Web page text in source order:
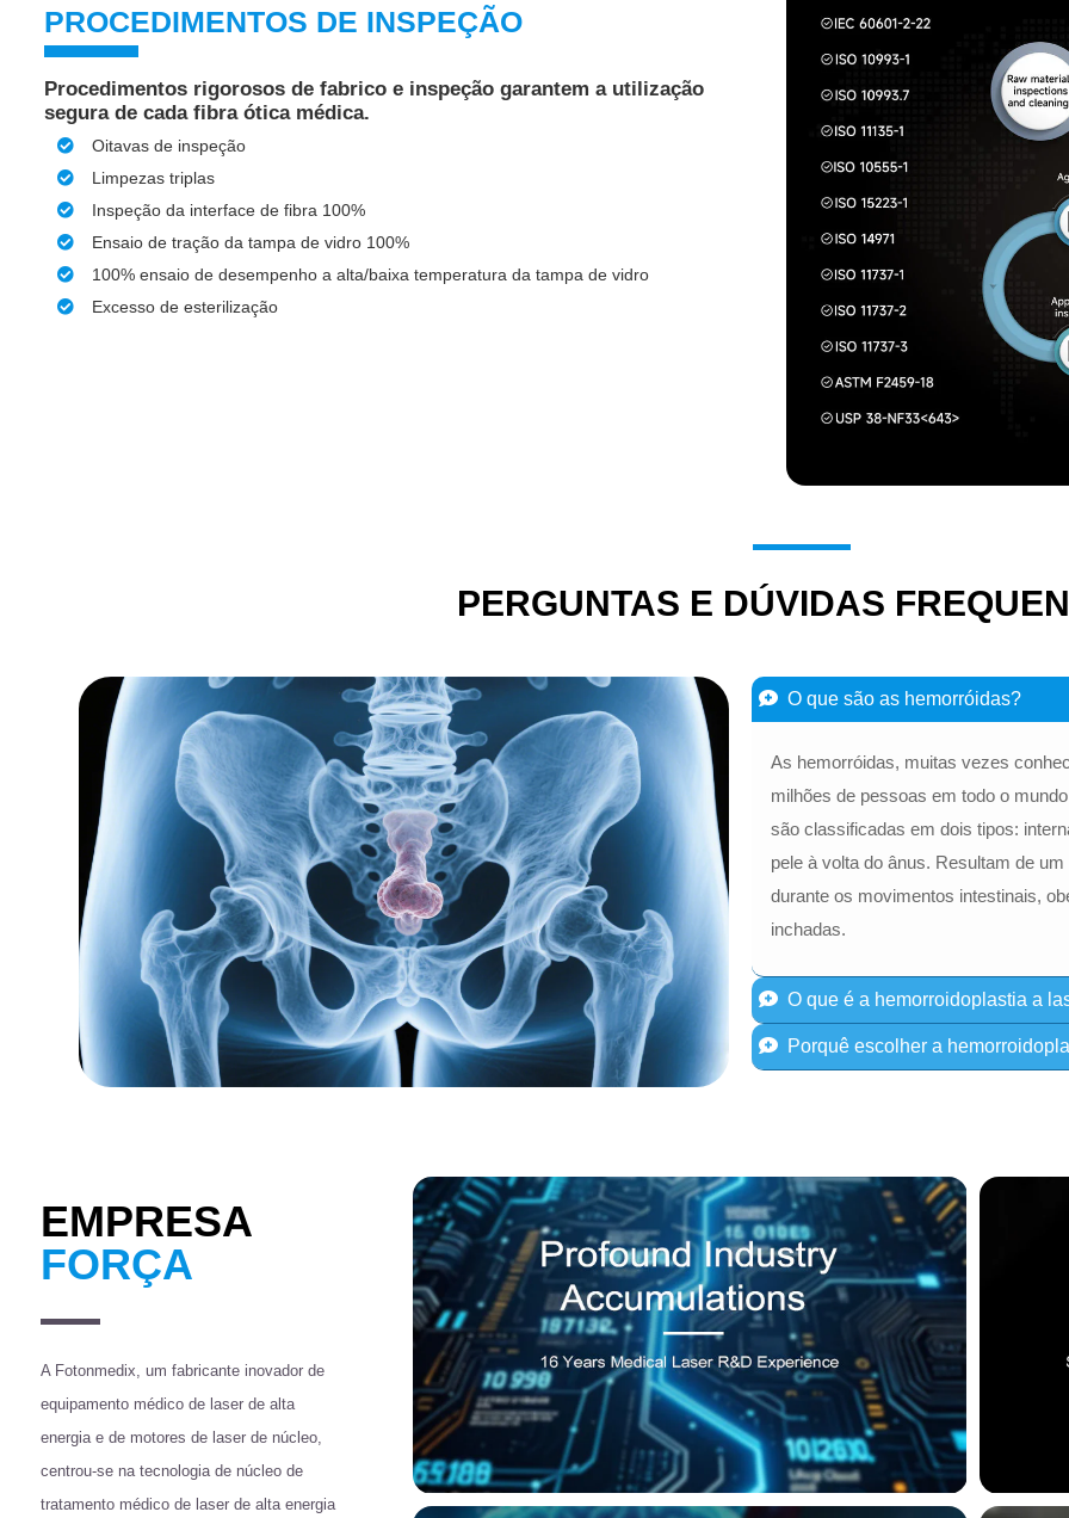
PROCEDIMENTOS DE INSPEÇÃO
Procedimentos rigorosos de fabrico e inspeção garantem a utilização
segura de cada fibra ótica médica.
Oitavas de inspeção
Limpezas triplas
Inspeção da interface de fibra 100%
Ensaio de tração da tampa de vidro 100%
100% ensaio de desempenho a alta/baixa temperatura da tampa de vidro
Excesso de esterilização
PERGUNTAS E DÚVIDAS
O que são as hemorróidas?
As hemorróidas, muitas vezes
milhões de pessoas em todo o
são classificadas em dois tipos:
pele à volta do ânus. Resultam de
durante os movimentos intestinais,
inchadas.
O que é a hemorroidoplastia a
Porquê escolher a
EMPRESA
FORÇA
A Fotonmedix, um fabricante inovador de
equipamento médico de laser de alta
energia e de motores de laser de núcleo,
centrou-se na tecnologia de núcleo de
tratamento médico de laser de alta energia